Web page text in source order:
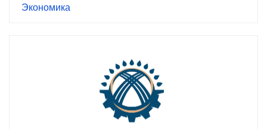
Экономика